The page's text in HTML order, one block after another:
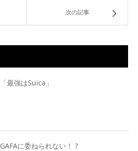
次の記事
「最強はSuica」
GAFAに委ねられない！ ?